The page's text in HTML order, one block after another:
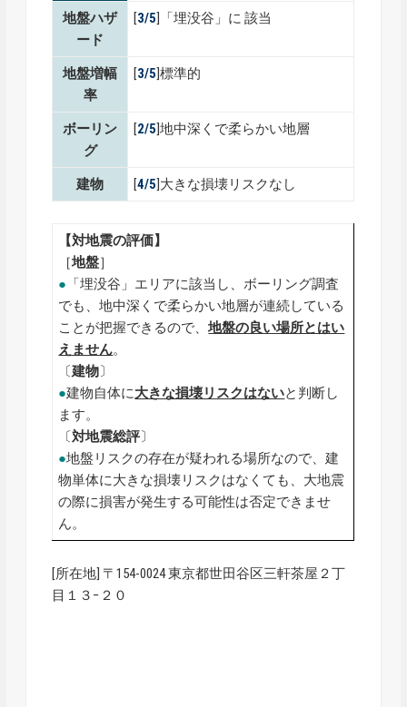
地盤ハザ
ード
[3/5]「埋没谷」に 該当
地盤増幅
率
[3/5]標準的
ボーリン
グ
[2/5]地中深くで柔らかい地層
建物 [4/5]大きな損壊リスクなし
【対地震の評価】
［地盤］
● 「埋没谷」エリアに該当し、ボーリング調査
でも、地中深くで柔らかい地層が連続している
ことが把握できるので、地盤の良い場所とはい
えません。
〔建物〕
●建物自体に大きな損壊リスクはないと判断し
ます。
〔対地震総評〕
●地盤リスクの存在が疑われる場所なので、建
物単体に大きな損壊リスクはなくても、大地震
の際に損害が発生する可能性は否定できませ
ん。
[所在地] 〒154-0024 東京都世田谷区三軒茶屋２丁
目１３−２０